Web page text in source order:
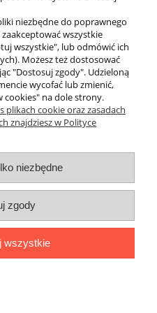
klienta
niezbędne do poprawnego
wszystkie
wszystkie", lub odmówić ich
Możesz też dostosować
"Dostosuj zgody". Udzieloną
wycofać lub zmienić,
cookies" na dole strony.
plikach cookie oraz zasadach
znajdziesz w Polityce
niezbędne
zgody
wszystkie